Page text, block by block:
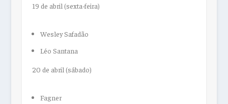
19 de abril (sexta-feira)
Wesley Safadão
Léo Santana
20 de abril (sábado)
Fagner